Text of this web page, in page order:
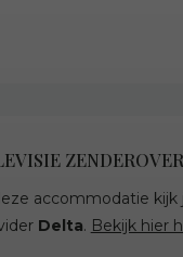
accommodatie kijk
Delta. Bekijk hier